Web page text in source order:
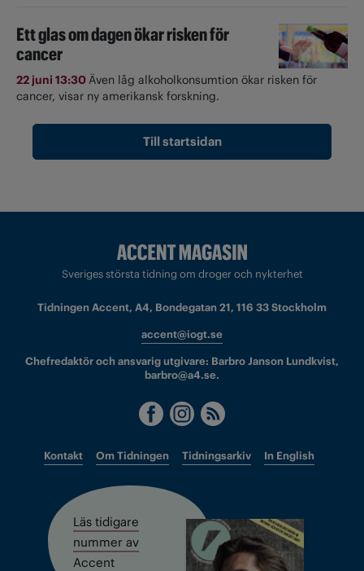
Ett glas om dagen ökar risken för
cancer
22 juni 13:30Även låg alkoholkonsumtion ökar risken för
cancer, visar ny amerikansk forskning.
Till startsidan
Sveriges största tidning om droger och nykterhet
Tidningen Accent, A4, Bondegatan 21, 116 33 Stockholm
accent@iogt.se
Chefredaktör och ansvarig utgivare: Barbro Janson Lundkvist,
barbro@a4.se.
Kontakt Om Tidningen Tidningsarkiv In English
Läs tidigare
nummer av
Accent